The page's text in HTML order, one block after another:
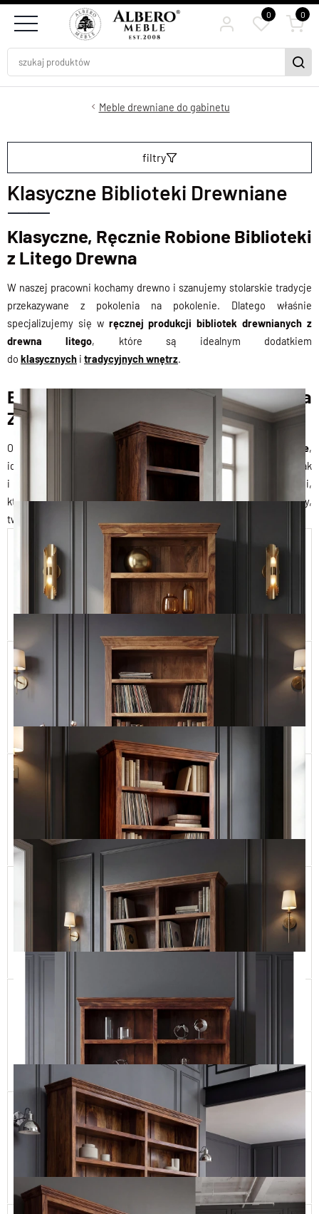
0 0
Meble drewniane do gabinetu
filtry
Klasyczne Biblioteki Drewniane
Klasyczne, Ręcznie Robione Biblioteki
z Litego Drewna
W naszej pracowni kochamy drewno i szanujemy stolarskie tradycje
przekazywane z pokolenia na pokolenie. Dlatego właśnie
specjalizujemy się w ręcznej produkcji bibliotek drewnianych z
drewna litego, które są idealnym dodatkiem
do klasycznych i tradycyjnychwnętrz.
Biblioteki Drewniane na Wymiar i na
Zamówienie
Oferujemy drewniane wymiar na zamówienie,
idealne do różnych przestrzeni — zarówno
do gabinetu
, jak
i
. Zapraszamy do zapoznania się z naszymi produktami,
które wkomponują się w atmosferę Twojego domu czy miejsca pracy,
tworząc przestrzeń pełną ciepła i elegancji.
Klasyczna Biblioteka drewniana
CLASSIC11 80
4 190,00 zł
Dodaj do koszyka
Wolnostojący Regał Drewniany w Tradycyjnym Stylu
CLASSIC11 100
4 790,00 zł
Dodaj do koszyka
Stylowy Regał Drewniany do Gabinetu
CLASSIC11 110/220
6 690,00 zł
Dodaj do koszyka
Regał Klasyczny na Wymiar z Drewna Litego
CLASSIC11 120X250 2 PARTS
7 990,00 zł
Dodaj do koszyka
Wysoki Klasyczny Regał Gabinetowy
CLASSIC11 250-2parts 140
9 990,00 zł
Dodaj do koszyka
Otwarty Regał Drewniany w Stylu Klasycznym
CLASSIC71 160-200 cm
9 990,00 zł
Dodaj do koszyka